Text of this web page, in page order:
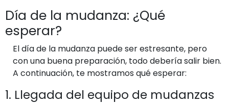
Día de la mudanza: ¿Qué
esperar?
El día de la mudanza puede ser estresante, pero
con una buena preparación, todo debería salir bien.
A continuación, te mostramos qué esperar:
1. Llegada del equipo de mudanzas